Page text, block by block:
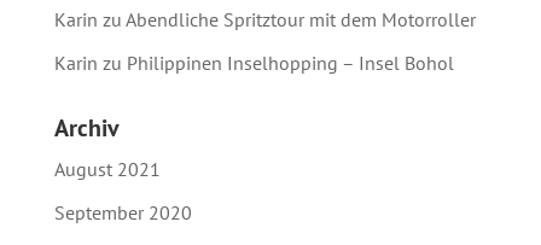
Karin zu Abendliche Spritztour mit dem Motorroller
Karin zu Philippinen Inselhopping – Insel Bohol
Archiv
August 2021
September 2020